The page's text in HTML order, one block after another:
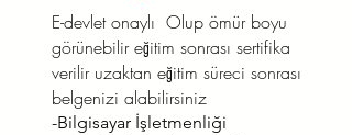
E-devlet onaylı Olup ömür boyu
görünebilir eğitim sonrası sertifika
verilir uzaktan eğitim süreci sonrası
belgenizi alabilirsiniz
-Bilgisayar İşletmenliği